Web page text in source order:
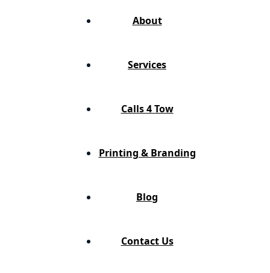
About
Services
Calls 4 Tow
Printing & Branding
Blog
Contact Us